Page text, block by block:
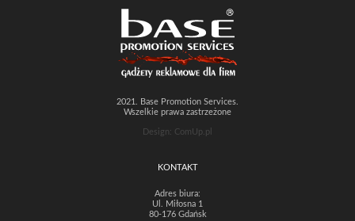
2021. Base Promotion Services.
Wszelkie prawa zastrzeżone
Design: ComUp.pl
KONTAKT
Adres biura:
Ul. Miłosna 1
80-176 Gdańsk